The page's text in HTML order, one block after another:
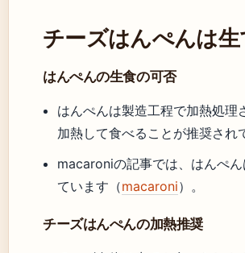
チーズはんぺんは
はんぺんの生食の可否
はんぺんは製造工程で加熱処
加熱して食べることが推奨され
macaroniの記事では、はんぺ
ています（macaroni）。
チーズはんぺんの加熱推奨